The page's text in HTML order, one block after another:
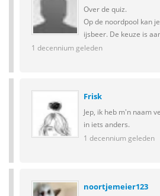
Over de quiz.
Op de noordpool kan
ijsbeer. De keuze is
1 decennium geleden
Frisk
Jep, ik heb m'n naam
in iets anders.
1 decennium geleden
noortjemeier123